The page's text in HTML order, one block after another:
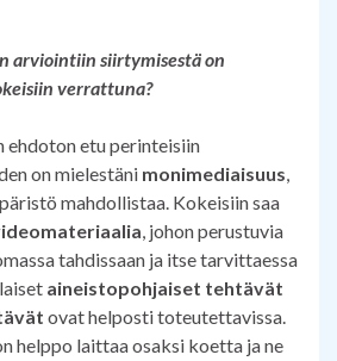
arviointiin siirtymisestä on
verrattuna?
ehdoton etu perinteisiin
on mielestäni monimediaisuus,
mahdollistaa. Kokeisiin saa
, johon perustuvia
tahdissaan ja itse tarvittaessa
aineistopohjaiset tehtävät
ovat helposti toteutettavissa.
helppo laittaa osaksi koetta ja ne